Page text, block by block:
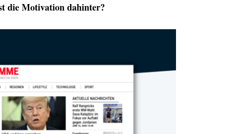
die Motivation dahinter?